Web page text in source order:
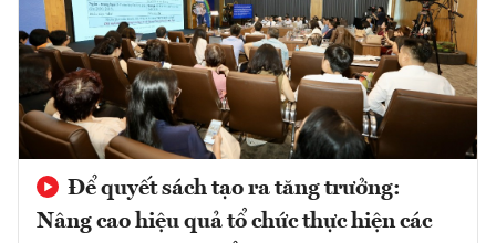
Để quyết sách tạo ra tăng trưởng:
Nâng cao hiệu quả tổ chức thực hiện các